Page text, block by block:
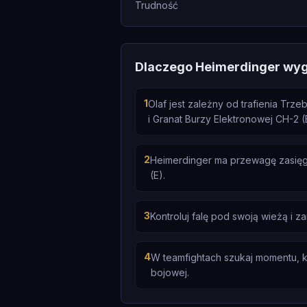
Trudność
Dlaczego Heimerdinger
1Olaf jest zależny od trafienia
i Granat Burzy Elektronowej CH-2
2Heimerdinger ma przewagę
(E).
3Kontroluj falę pod swoją wieżą i
4W teamfightach szukaj momentu,
bojowej.